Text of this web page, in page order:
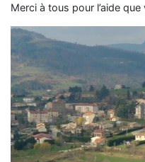
Merci à tous pour l’aide